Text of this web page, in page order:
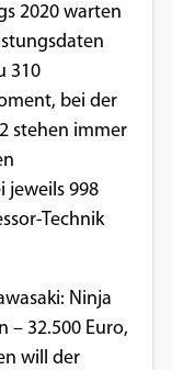
2020 warten
310
bei der
stehen immer
jeweils 998
Technik
Ninja
– 32.500 Euro,
will der
und
zu